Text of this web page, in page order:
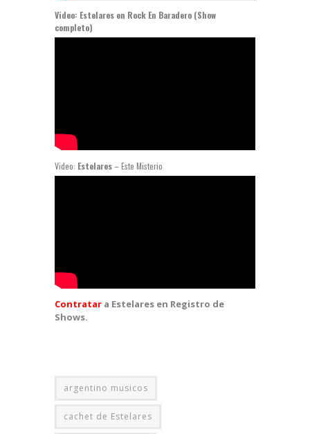
Video: Estelares en Rock En Baradero (Show
completo)
Video: Estelares– Este Misterio
Contratar a Estelares en Registro de
Shows.
argentino musicos
cachet de Estelares